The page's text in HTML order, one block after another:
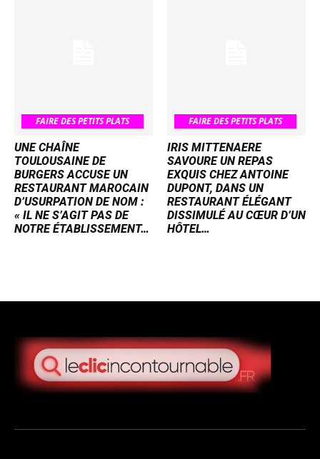
FAIRE DES PETITS PLATS
UNE CHAÎNE
TOULOUSAINE DE
BURGERS ACCUSE UN
RESTAURANT MAROCAIN
D’USURPATION DE NOM :
« IL NE S’AGIT PAS DE
NOTRE ÉTABLISSEMENT…
FAIRE DES PETITS PLATS
IRIS MITTENAERE
SAVOURE UN REPAS
EXQUIS CHEZ ANTOINE
DUPONT, DANS UN
RESTAURANT ÉLÉGANT
DISSIMULÉ AU CŒUR D’UN
HÔTEL…